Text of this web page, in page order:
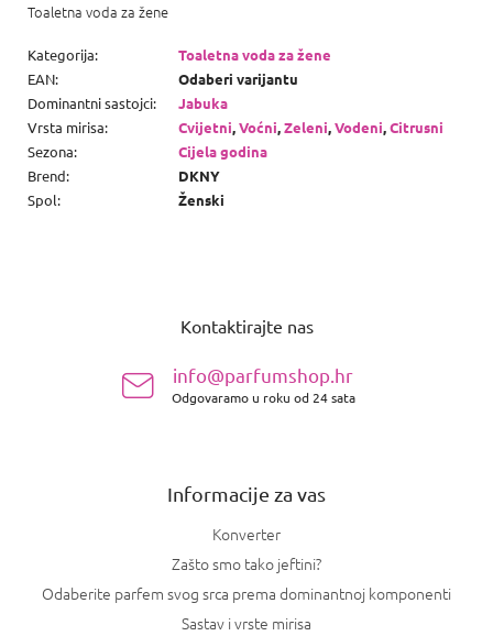
Toaletna voda za žene
Kategorija:
Toaletna voda za žene
EAN:
Odaberi varijantu
Dominantni sastojci:
Jabuka
Vrsta mirisa: Cvijetni,Voćni,Zeleni,Vodeni,Citrusni
Sezona:
Cijela godina
Brend:
DKNY
Spol: Ženski
Kontaktirajte nas
info@parfumshop.hr
Odgovaramo u roku od 24 sata
Informacije za vas
Konverter
Zašto smo tako jeftini?
Odaberite parfem svog srca prema dominantnoj komponenti
Sastav i vrste mirisa